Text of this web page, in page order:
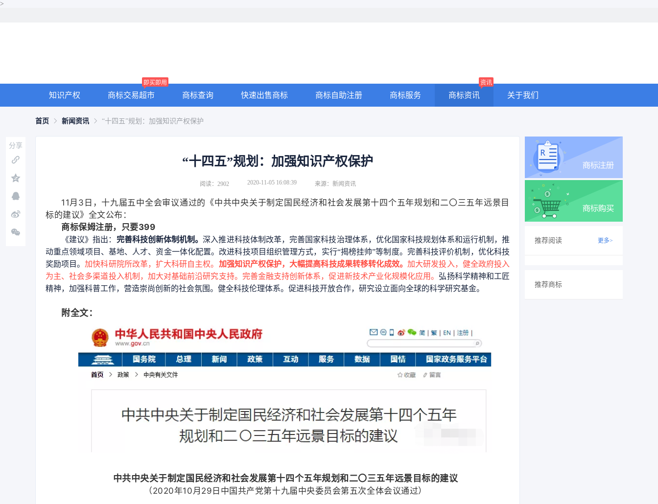
>
知识产权 商标交易超市
即买即用
商标查询 快速出售商标 商标自助注册 商标服务 商标资讯
资讯
关于我们
首页 新闻资讯 “十四五”规划：加强知识产权保护
“十四五”规划：加强知识产权保护
阅读：2902 2020-11-05 16:08:39 来源：新闻资讯
11月3日，十九届五中全会审议通过的《中共中央关于制定国民经济和社会发展第十四个五年规划和二〇三五年远景目
标的建议》全文公布：
商标保姆注册，只要399
《建议》指出： 完善科技创新体制机制。深入推进科技体制改革，完善国家科技治理体系，优化国家科技规划体系和运行机制，推
动重点领域项目、基地、人才、资金一体化配置。改进科技项目组织管理方式，实行“揭榜挂帅”等制度。完善科技评价机制，优化科技
奖励项目。加快科研院所改革，扩大科研自主权。 加强知识产权保护，大幅提高科技成果转移转化成效。加大研发投入，健全政府投入
为主、社会多渠道投入机制，加大对基础前沿研究支持。完善金融支持创新体系，促进新技术产业化规模化应用。 弘扬科学精神和工匠
精神，加强科普工作，营造崇尚创新的社会氛围。健全科技伦理体系。促进科技开放合作，研究设立面向全球的科学研究基金。
附全文：
中共中央关于制定国民经济和社会发展第十四个五年规划和二〇三五年远景目标的建议
（2020年10月29日中国共产党第十九届中央委员会第五次全体会议通过）
推荐阅读 更多>
推荐商标
分享